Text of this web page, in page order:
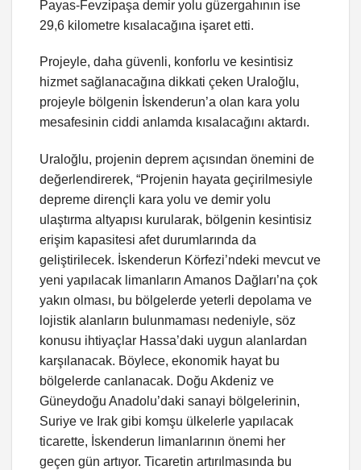
Payas-Fevzipaşa demir yolu güzergahının ise
29,6 kilometre kısalacağına işaret etti.
Projeyle, daha güvenli, konforlu ve kesintisiz
hizmet sağlanacağına dikkati çeken Uraloğlu,
projeyle bölgenin İskenderun’a olan kara yolu
mesafesinin ciddi anlamda kısalacağını aktardı.
Uraloğlu, projenin deprem açısından önemini de
değerlendirerek, “Projenin hayata geçirilmesiyle
depreme dirençli kara yolu ve demir yolu
ulaştırma altyapısı kurularak, bölgenin kesintisiz
erişim kapasitesi afet durumlarında da
geliştirilecek. İskenderun Körfezi’ndeki mevcut ve
yeni yapılacak limanların Amanos Dağları’na çok
yakın olması, bu bölgelerde yeterli depolama ve
lojistik alanların bulunmaması nedeniyle, söz
konusu ihtiyaçlar Hassa’daki uygun alanlardan
karşılanacak. Böylece, ekonomik hayat bu
bölgelerde canlanacak. Doğu Akdeniz ve
Güneydoğu Anadolu’daki sanayi bölgelerinin,
Suriye ve Irak gibi komşu ülkelerle yapılacak
ticarette, İskenderun limanlarının önemi her
geçen gün artıyor. Ticaretin artırılmasında bu